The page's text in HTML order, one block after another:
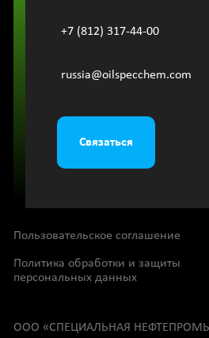
Пользовательское соглашение
Политика обработки и защиты
персональных данных
+7 (812) 317-44-00
russia@oilspecchem.com
Связаться
OOО «СПЕЦИАЛЬНАЯ